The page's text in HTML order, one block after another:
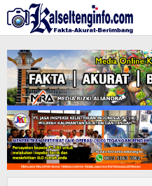
Lewati
ke
konten